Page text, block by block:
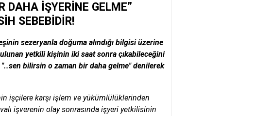
DAHA İŞYERİNE GELME”
SEBEBİDİR!
sezeryanla doğuma alındığı bilgisi üzerine
yetkili kişinin iki saat sonra çıkabileceğini
bilirsin o zaman bir daha gelme" denilerek
işçilere karşı işlem ve yükümlülüklerinden
işverenin olay sonrasında işyeri yetkilisinin